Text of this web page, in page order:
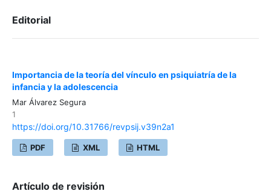
Editorial
Importancia de la teoría del vínculo en psiquiatría de la
infancia y la adolescencia
Mar Álvarez Segura
1
https://doi.org/10.31766/revpsij.v39n2a1
PDF XML HTML
Artículo de revisión